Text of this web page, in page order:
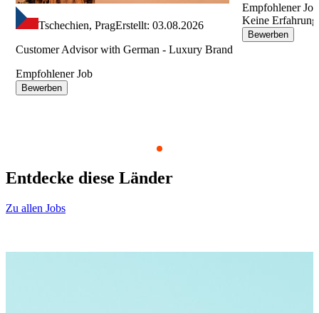
Tschechien, PragErstellt: 03.08.2026
Customer Advisor with German - Luxury Brand
Empfohlener Job
Bewerben
Empfohlener Job
Keine
Bewerben
1
of
Entdecke diese Länder
Zu allen Jobs